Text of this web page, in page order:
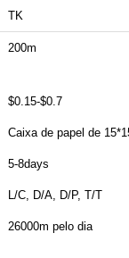
TK
200m
$0.15-$0.7
Caixa de papel de
5-8days
L/C, D/A, D/P, T/T
26000m pelo dia